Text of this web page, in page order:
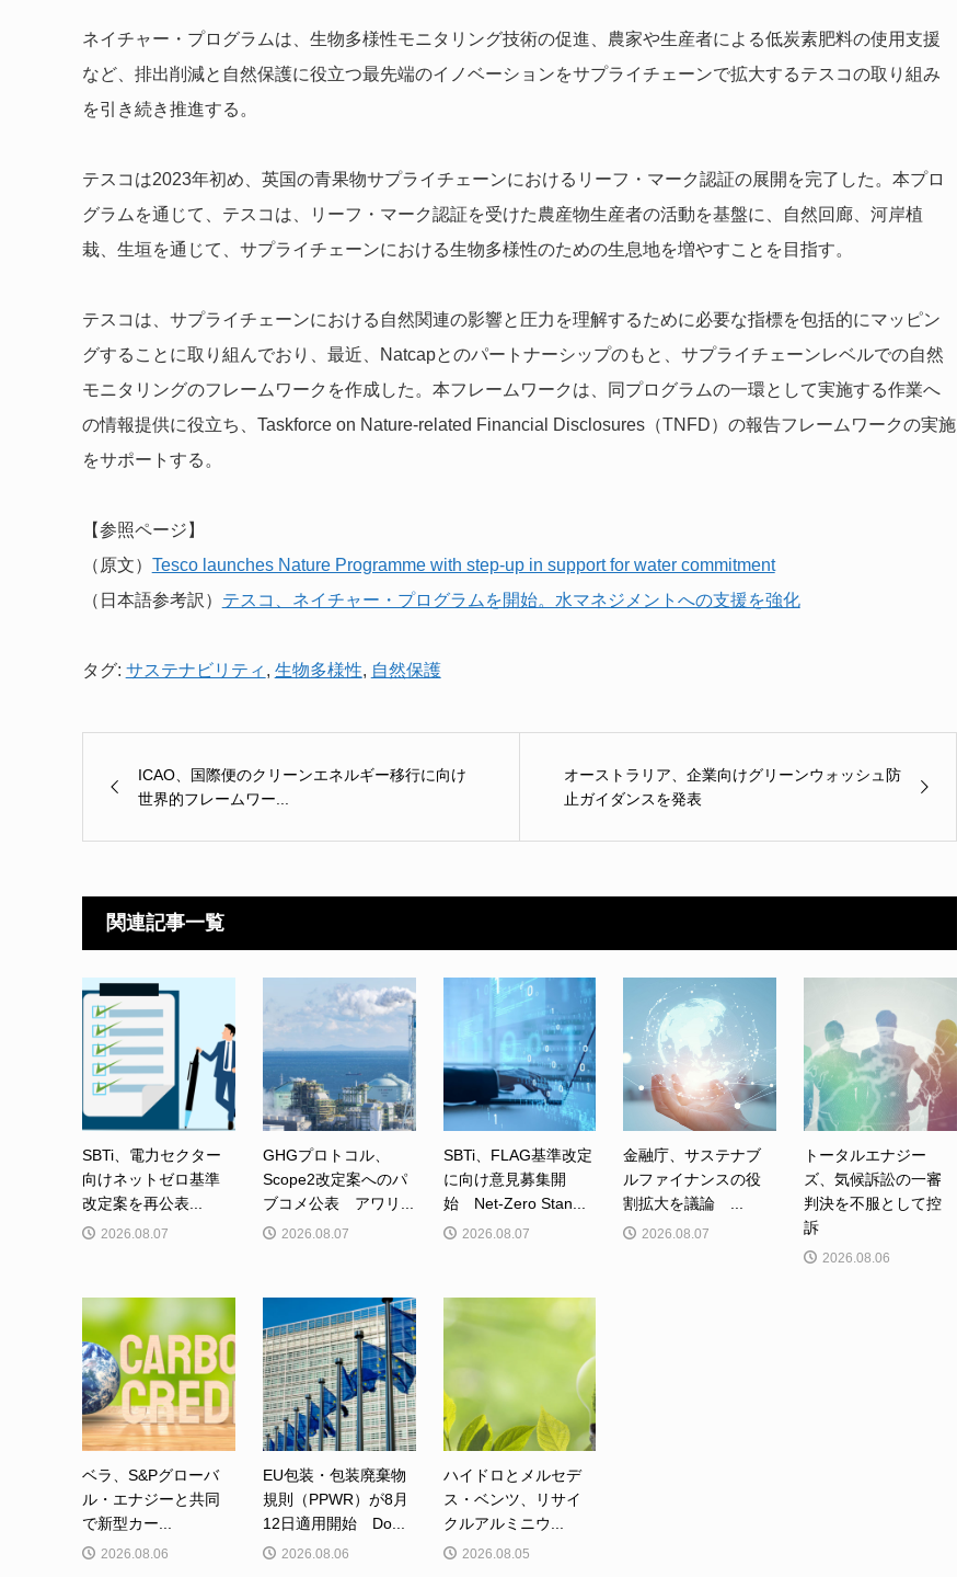
ネイチャー・プログラムは、生物多様性モニタリング技術の促進、農家や生産者による低炭素肥料の使用支援
など、排出削減と自然保護に役立つ最先端のイノベーションをサプライチェーンで拡大するテスコの取り組み
を引き続き推進する。
テスコは2023年初め、英国の青果物サプライチェーンにおけるリーフ・マーク認証の展開を完了した。本プロ
グラムを通じて、テスコは、リーフ・マーク認証を受けた農産物生産者の活動を基盤に、自然回廊、河岸植
栽、生垣を通じて、サプライチェーンにおける生物多様性のための生息地を増やすことを目指す。
テスコは、サプライチェーンにおける自然関連の影響と圧力を理解するために必要な指標を包括的にマッピン
グすることに取り組んでおり、最近、Natcapとのパートナーシップのもと、サプライチェーンレベルでの自然
モニタリングのフレームワークを作成した。本フレームワークは、同プログラムの一環として実施する作業へ
の情報提供に役立ち、Taskforce on Nature-related Financial Disclosures（TNFD）の報告フレームワークの実施
をサポートする。
【参照ページ】
（原文） Tesco launches Nature Programme with step-up in support for water commitment
（日本語参考訳） テスコ、ネイチャー・プログラムを開始。水マネジメントへの支援を強化
タグ: サステナビリティ , 生物多様性, 自然保護
ICAO、国際便のクリーンエネルギー移行に向け
世界的フレームワー...
オーストラリア、企業向けグリーンウォッシュ防
止ガイダンスを発表
関連記事一覧
SBTi、電力セクター
向けネットゼロ基準
改定案を再公表...
2026.08.07
GHGプロトコル、
Scope2改定案へのパ
ブコメ公表 アワリ...
2026.08.07
SBTi、FLAG基準改定
に向け意見募集開
始 Net-Zero Stan...
2026.08.07
金融庁、サステナブ
ルファイナンスの役
割拡大を議論 ...
2026.08.07
トータルエナジー
ズ、気候訴訟の一審
判決を不服として控
訴
2026.08.06
ベラ、S&Pグローバ
ル・エナジーと共同
で新型カー...
2026.08.06
EU包装・包装廃棄物
規則（PPWR）が8月
12日適用開始 Do...
2026.08.06
ハイドロとメルセデ
ス・ベンツ、リサイ
クルアルミニウ...
2026.08.05